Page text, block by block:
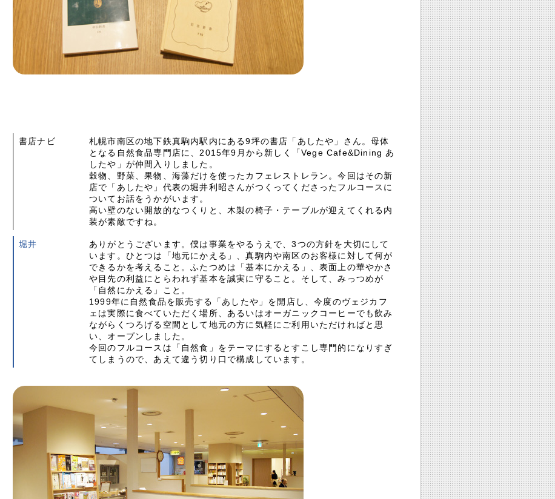
書店ナビ
札幌市南区の地下鉄真駒内駅内にある9坪の書店「あしたや」さん。母体
となる自然食品専門店に、2015年9月から新しく「Vege Cafe&Dining あ
したや」が仲間入りしました。
穀物、野菜、果物、海藻だけを使ったカフェレストレラン。今回はその新
店で「あしたや」代表の堀井利昭さんがつくってくださったフルコースに
ついてお話をうかがいます。
高い壁のない開放的なつくりと、木製の椅子・テーブルが迎えてくれる内
装が素敵ですね。
堀井
ありがとうございます。僕は事業をやるうえで、3つの方針を大切にして
います。ひとつは「地元にかえる」、真駒内や南区のお客様に対して何が
できるかを考えること。ふたつめは「基本にかえる」、表面上の華やかさ
や目先の利益にとらわれず基本を誠実に守ること。そして、みっつめが
「自然にかえる」こと。
1999年に自然食品を販売する「あしたや」を開店し、今度のヴェジカフ
ェは実際に食べていただく場所、あるいはオーガニックコーヒーでも飲み
ながらくつろげる空間として地元の方に気軽にご利用いただければと思
い、オープンしました。
今回のフルコースは「自然食」をテーマにするとすこし専門的になりすぎ
てしまうので、あえて違う切り口で構成しています。